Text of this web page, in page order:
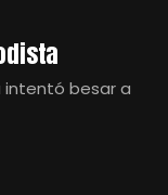
intentó besar a